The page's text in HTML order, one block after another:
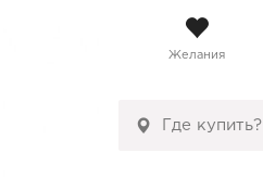
Желания
Где купить?